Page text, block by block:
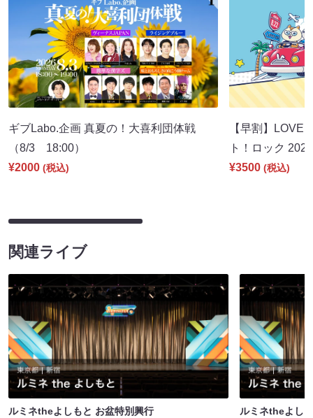
ギブLabo.企画 真夏の！大喜利団体戦
（8/3 18:00）
¥2000 (税込)
【早割】LOVE
ト！ロック
¥3500 (税込)
関連ライブ
ルミネtheよしもと お盆特別興行
ルミネtheよし